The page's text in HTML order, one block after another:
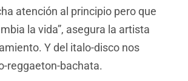
atención al principio pero que
la vida”, asegura la artista
Y del italo-disco nos
reggaeton-bachata.